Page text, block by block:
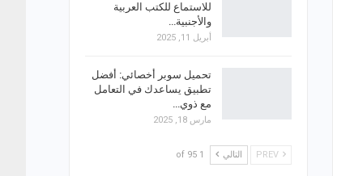
للاستماع للكتب العربية
والأجنبية…
أبريل 11, 2025
تحميل سوبر أخصائي: أفضل
تطبيق يساعدك في التعامل
مع ذوي…
مارس 18, 2025
التالي 1 of 95